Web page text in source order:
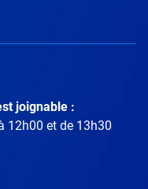
joignable :
12h00 et de 13h30